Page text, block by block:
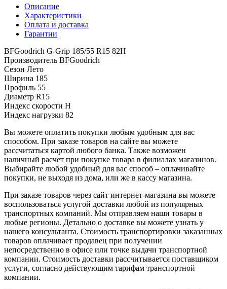
Описание
Характеристики
Оплата и доставка
Гарантии
BFGoodrich G-Grip 185/55 R15 82H
Производитель BFGoodrich
Сезон Лето
Ширина 185
Профиль 55
Диаметр R15
Индекс скорости H
Индекс нагрузки 82
Вы можете оплатить покупки любым удобным для вас
способом. При заказе товаров на сайте вы можете
рассчитаться картой любого банка. Также возможен
наличный расчет при покупке товара в филиалах магазинов.
Выбирайте любой удобный для вас способ – оплачивайте
покупки, не выходя из дома, или же в кассу магазина.
При заказе товаров через сайт интернет-магазина вы можете
воспользоваться услугой доставки любой из популярных
транспортных компаний. Мы отправляем наши товары в
любые регионы. Детально о доставке вы можете узнать у
нашего консультанта. Стоимость транспортировки заказанных
товаров оплачивает продавец при получении
непосредственно в офисе или точке выдачи транспортной
компании. Стоимость доставки рассчитывается поставщиком
услуги, согласно действующим тарифам транспортной
компании.